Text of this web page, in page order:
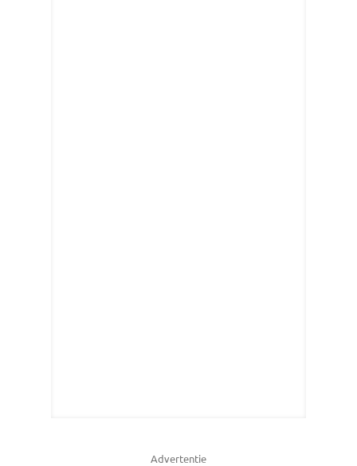
Advertentie